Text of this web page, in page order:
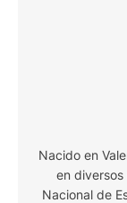
Nacido en
en
Nacional de